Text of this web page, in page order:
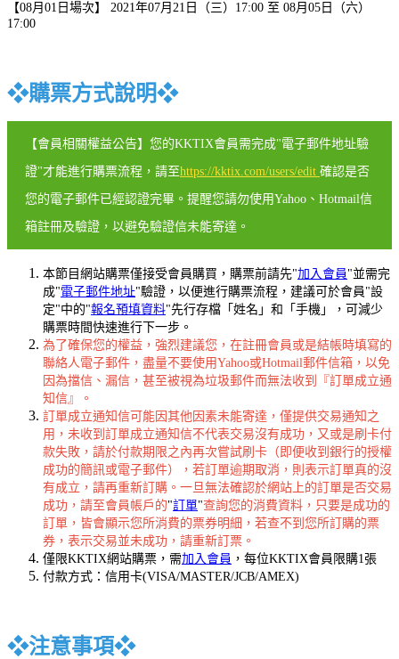
【08月01日場次】 2021年07月21日（三）17:00 至 08月05日（六）
17:00
❖購票方式說明❖
【會員相關權益公告】您的KKTIX會員需完成"電子郵件地址驗
證"才能進行購票流程，請至https://kktix.com/users/edit 確認是否
您的電子郵件已經認證完畢。提醒您請勿使用Yahoo、Hotmail信
箱註冊及驗證，以避免驗證信未能寄達。
本節目網站購票僅接受會員購買，購票前請先"加入會員 "並需完
成"電子郵件地址"驗證，以便進行購票流程，建議可於會員"設
定"中的"報名預填資料"先行存檔「姓名」和「手機」，可減少
購票時間快速進行下一步。
為了確保您的權益，強烈建議您，在註冊會員或是結帳時填寫的
聯絡人電子郵件，盡量不要使用Yahoo或Hotmail郵件信箱，以免
因為擋信、漏信，甚至被視為垃圾郵件而無法收到『訂單成立通
知信』。
訂單成立通知信可能因其他因素未能寄達，僅提供交易通知之
用，未收到訂單成立通知信不代表交易沒有成功，又或是刷卡付
款失敗，請於付款期限之內再次嘗試刷卡（即便收到銀行的授權
成功的簡訊或電子郵件），若訂單逾期取消，則表示訂單真的沒
有成立，請再重新訂購。一旦無法確認於網站上的訂單是否交易
成功，請至會員帳戶的"訂單"查詢您的消費資料，只要是成功的
訂單，皆會顯示您所消費的票券明細，若查不到您所訂購的票
券，表示交易並未成功，請重新訂票。
僅限KKTIX網站購票，需加入會員 ，每位KKTIX會員限購1張
付款方式：信用卡(VISA/MASTER/JCB/AMEX)
❖注意事項❖